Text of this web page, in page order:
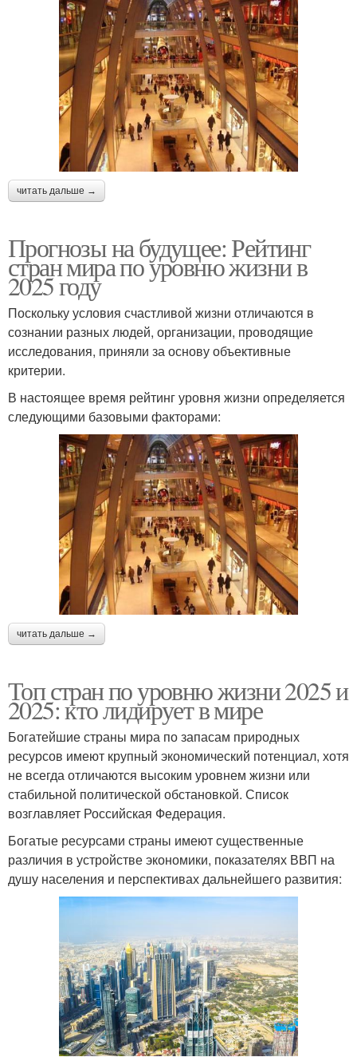
читать дальше →
Прогнозы на будущее: Рейтинг
стран мира по уровню жизни в
2025 году
Поскольку условия счастливой жизни отличаются в
сознании разных людей, организации, проводящие
исследования, приняли за основу объективные
критерии.
В настоящее время рейтинг уровня жизни определяется
следующими базовыми факторами:
читать дальше →
Топ стран по уровню жизни 2025 и
2025: кто лидирует в мире
Богатейшие страны мира по запасам природных
ресурсов имеют крупный экономический потенциал, хотя
не всегда отличаются высоким уровнем жизни или
стабильной политической обстановкой. Список
возглавляет Российская Федерация.
Богатые ресурсами страны имеют существенные
различия в устройстве экономики, показателях ВВП на
душу населения и перспективах дальнейшего развития: